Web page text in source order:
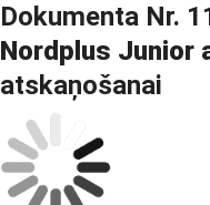
Dokumenta Nr.
Nordplus Junior
atskaņošanai